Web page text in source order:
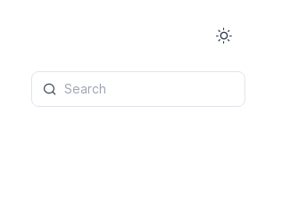
Search